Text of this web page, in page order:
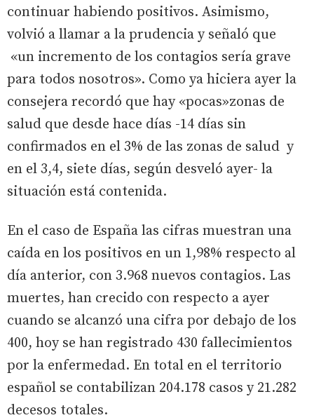
continuar habiendo positivos. Asimismo,
volvió a llamar a la prudencia y señaló que
«un incremento de los contagios sería grave
para todos nosotros». Como ya hiciera ayer la
consejera recordó que hay «pocas»zonas de
salud que desde hace días -14 días sin
confirmados en el 3% de las zonas de salud y
en el 3,4, siete días, según desveló ayer- la
situación está contenida.
En el caso de España las cifras muestran una
caída en los positivos en un 1,98% respecto al
día anterior, con 3.968 nuevos contagios. Las
muertes, han crecido con respecto a ayer
cuando se alcanzó una cifra por debajo de los
400, hoy se han registrado 430 fallecimientos
por la enfermedad. En total en el territorio
español se contabilizan 204.178 casos y 21.282
decesos totales.